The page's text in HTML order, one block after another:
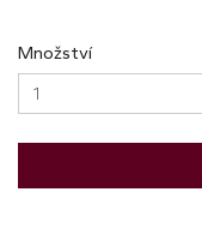
Množství